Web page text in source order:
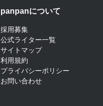
panpanについて​
採用募集
公式ライター一覧
サイトマップ​
利用規約
プライバシーポリシー
お問い合わせ